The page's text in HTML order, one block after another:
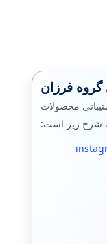
گروه فرزان
محصولات
شرح زیر است: